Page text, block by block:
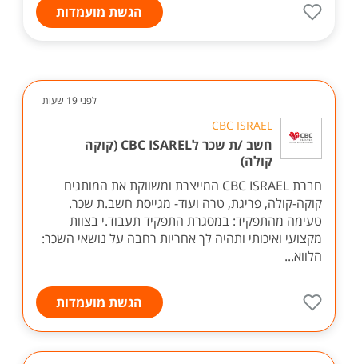
הגשת מועמדות
לפני 19 שעות
CBC ISRAEL
חשב /ת שכר לCBC ISAREL (קוקה
קולה)
חברת CBC ISRAEL המייצרת ומשווקת את המותגים
קוקה-קולה, פריגת, טרה ועוד- מגייסת חשב.ת שכר.
טעימה מהתפקיד: במסגרת התפקיד תעבוד.י בצוות
מקצועי ואיכותי ותהיה לך אחריות רחבה על נושאי השכר:
הלווא...
הגשת מועמדות